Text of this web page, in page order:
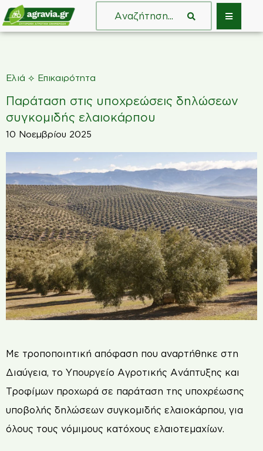
Ελιά ⟡ Επικαιρότητα
Παράταση στις υποχρεώσεις δηλώσεων
συγκομιδής ελαιοκάρπου
10 Νοεμβρίου 2025
Με τροποποιητική απόφαση που αναρτήθηκε στη
Διαύγεια, το Υπουργείο Αγροτικής Ανάπτυξης και
Τροφίμων προχωρά σε παράταση της υποχρέωσης
υποβολής δηλώσεων συγκομιδής ελαιοκάρπου, για
όλους τους νόμιμους κατόχους ελαιοτεμαχίων.